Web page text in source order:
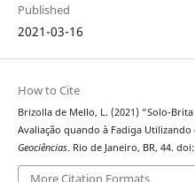
Published
2021-03-16
How to Cite
Brizolla de Mello, L. (2021) “Solo-
Avaliação quando à Fadiga
Geociências. Rio de Janeiro, BR, 44.
More Citation Formats